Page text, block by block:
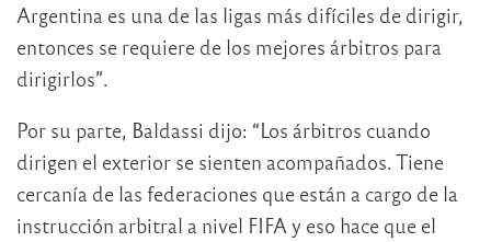
Argentina es una de las ligas más difíciles de dirigir,
entonces se requiere de los mejores árbitros para
dirigirlos”.
Por su parte, Baldassi dijo: “Los árbitros cuando
dirigen el exterior se sienten acompañados. Tiene
cercanía de las federaciones que están a cargo de la
instrucción arbitral a nivel FIFA y eso hace que el